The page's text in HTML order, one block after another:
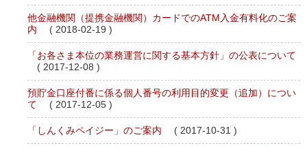
他金融機関（提携金融機関）カードでのATM入金有料化のご案
内
( 2018-02-19 )
「お各さま本位の業務運営に関する基本方針」の公表について
( 2017-12-08 )
預貯金口座付番に係る個人番号の利用目的変更（追加）につい
て
( 2017-12-05 )
「しんくみペイジー」のご案内 ( 2017-10-31 )